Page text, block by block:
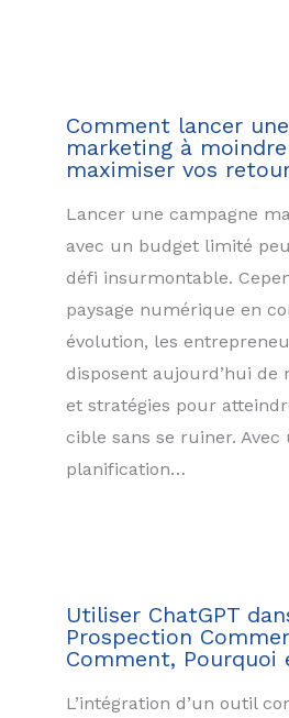
Comment lancer
marketing à
maximiser vos
Lancer une campagne
avec un budget limité
défi insurmontable.
paysage numérique en
évolution, les
disposent aujourd’hui
et stratégies pour
cible sans se ruiner. Avec
planification…
Utiliser ChatGPT
Prospection
Comment, Pourquoi
L’intégration d’un outil